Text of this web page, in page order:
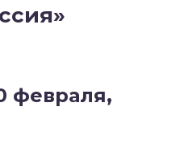
февраля,